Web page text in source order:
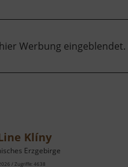
Werbung eingeblendet.
Klíny
Erzgebirge
/ Zugriffe: 4638